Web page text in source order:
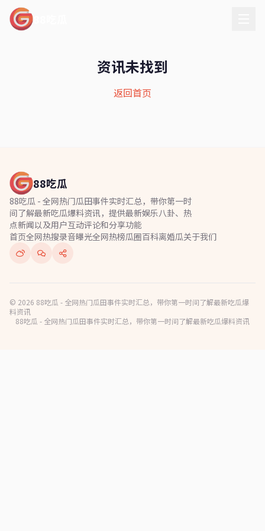
资讯未找到
返回首页
88吃瓜
88吃瓜 - 全网热门瓜田事件实时汇总，带你第一时
间了解最新吃瓜爆料资讯，提供最新娱乐八卦、热
点新闻以及用户互动评论和分享功能
首页全网热搜录音曝光全网热榜瓜圈百科离婚瓜关于我们
© 2026 88吃瓜 - 全网热门瓜田事件实时汇总，带你第一时间了解最新吃瓜爆
料资讯
88吃瓜 - 全网热门瓜田事件实时汇总，带你第一时间了解最新吃瓜爆料资讯